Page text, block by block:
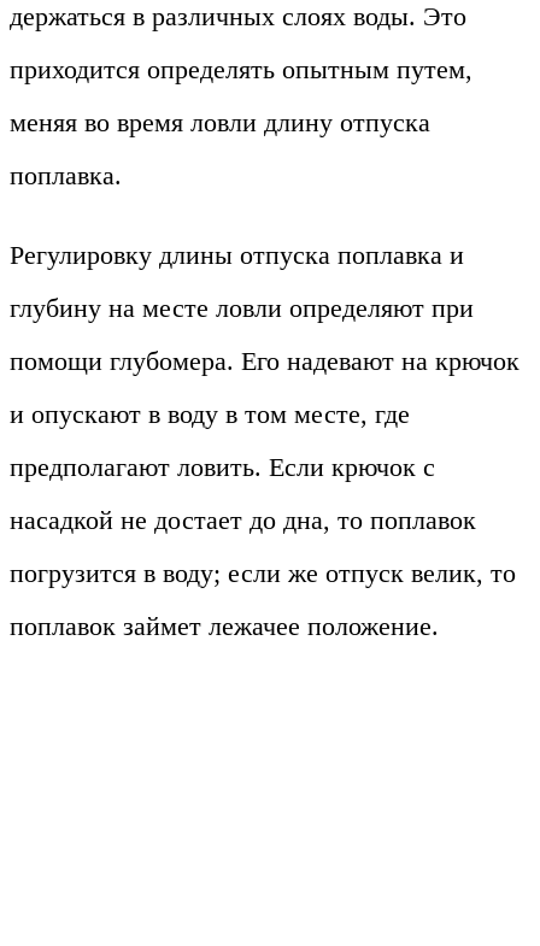
держаться в различных слоях воды. Это
приходится определять опытным путем,
меняя во время ловли длину отпуска
поплавка.
Регулировку длины отпуска поплавка и
глубину на месте ловли определяют при
помощи глубомера. Его надевают на крючок
и опускают в воду в том месте, где
предполагают ловить. Если крючок с
насадкой не достает до дна, то поплавок
погрузится в воду; если же отпуск велик, то
поплавок займет лежачее положение.